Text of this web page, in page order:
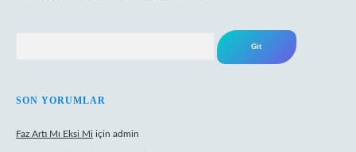
SON YORUMLAR
Faz Artı Mı Eksi Mi için admin